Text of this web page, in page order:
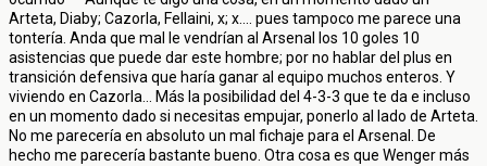
Arteta, Diaby; Cazorla, Fellaini, x; x.... pues tampoco me parece una
tontería. Anda que mal le vendrían al Arsenal los 10 goles 10
asistencias que puede dar este hombre; por no hablar del plus en
transición defensiva que haría ganar al equipo muchos enteros. Y
viviendo en Cazorla... Más la posibilidad del 4-3-3 que te da e incluso
en un momento dado si necesitas empujar, ponerlo al lado de Arteta.
No me parecería en absoluto un mal fichaje para el Arsenal. De
hecho me parecería bastante bueno. Otra cosa es que Wenger más